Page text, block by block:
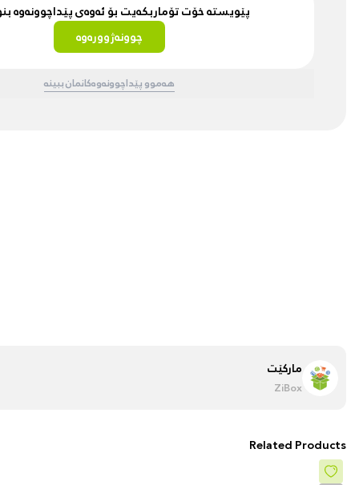
پێویستە خۆت تۆماربکەیت بۆ ئەوەی پێداچوونەوە
چوونەژوورەوە
هەموو پێداچوونەوەکانمان ببینە
مارکێت
ZiBox
Related Products